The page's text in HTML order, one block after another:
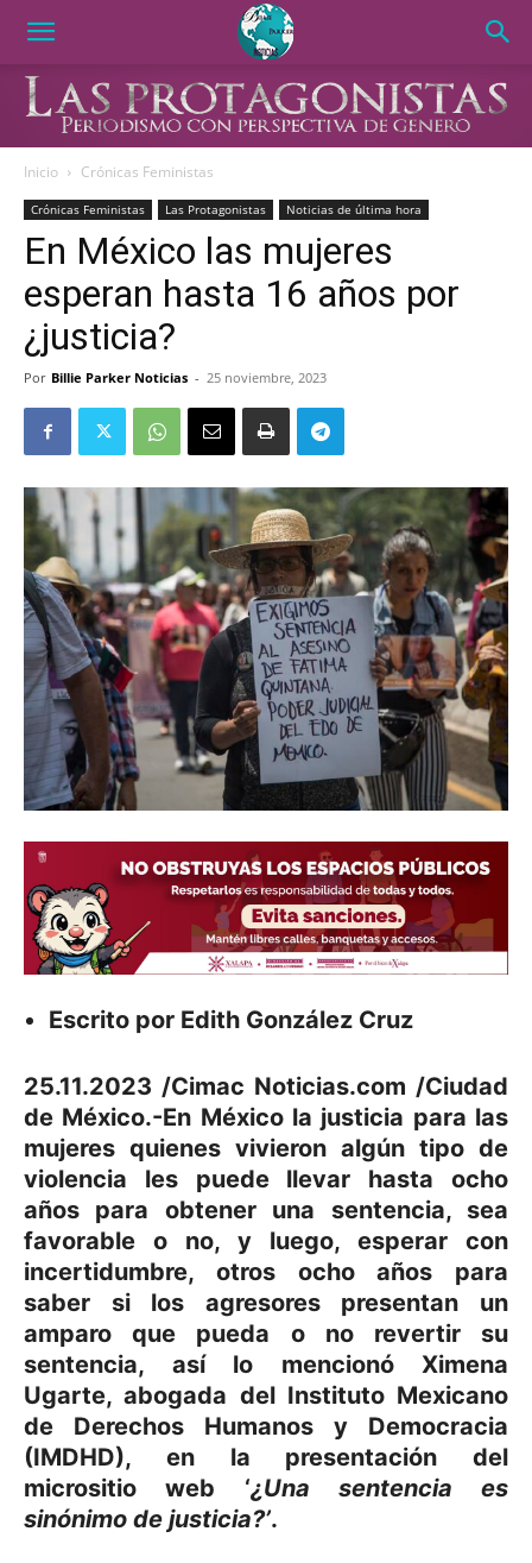
Inicio Crónicas Feministas
Crónicas Feministas Las Protagonistas Noticias de última hora
En México las mujeres
esperan hasta 16 años por
¿justicia?
Por Billie Parker Noticias - 25 noviembre, 2023
Escrito por Edith González Cruz
25.11.2023 /Cimac Noticias.com /Ciudad
de México.-En México la justicia para las
mujeres quienes vivieron algún tipo de
violencia les puede llevar hasta ocho
años para obtener una sentencia, sea
favorable o no, y luego, esperar con
incertidumbre, otros ocho años para
saber si los agresores presentan un
amparo que pueda o no revertir su
sentencia, así lo mencionó Ximena
Ugarte, abogada del Instituto Mexicano
de Derechos Humanos y Democracia
(IMDHD), en la presentación del
micrositio web ‘¿Una sentencia es
sinónimo de justicia?’.